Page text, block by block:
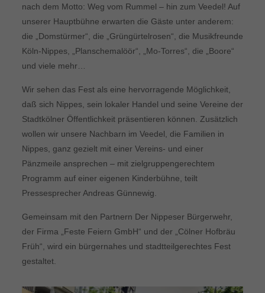
nach dem Motto: Weg vom Rummel – hin zum Veedel! Auf
unserer Hauptbühne erwarten die Gäste unter anderem:
die „Domstürmer“, die „Grüngürtelrosen“, die Musikfreunde
Köln-Nippes, „Planschemalöör“, „Mo-Torres“, die „Boore“
und viele mehr…
Wir sehen das Fest als eine hervorragende Möglichkeit,
daß sich Nippes, sein lokaler Handel und seine Vereine der
Stadtkölner Öffentlichkeit präsentieren können. Zusätzlich
wollen wir unsere Nachbarn im Veedel, die Familien in
Nippes, ganz gezielt mit einer Vereins- und einer
Pänzmeile ansprechen – mit zielgruppengerechtem
Programm auf einer eigenen Kinderbühne, teilt
Pressesprecher Andreas Günnewig.
Gemeinsam mit den Partnern Der Nippeser Bürgerwehr,
der Firma „Feste Feiern GmbH“ und der „Cölner Hofbräu
Früh“, wird ein bürgernahes und stadtteilgerechtes Fest
gestaltet.